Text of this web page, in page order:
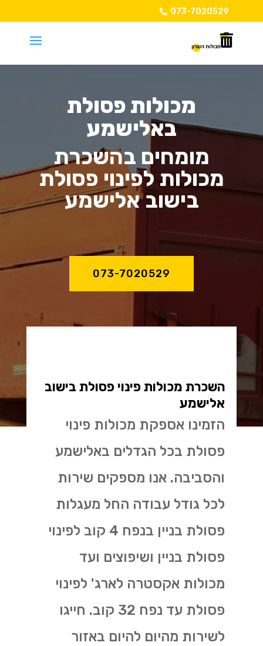
073-7020529
מכולות פסולת
באלישמע
מומחים בהשכרת
מכולות לפינוי פסולת
בישוב אלישמע
073-7020529
השכרת מכולות פינוי פסולת בישוב
אלישמע
הזמינו אספקת מכולות פינוי
פסולת בכל הגדלים באלישמע
והסביבה. אנו מספקים שירות
לכל גודל עבודה החל מעגלות
פסולת בניין בנפח 4 קוב לפינוי
פסולת בניין ושיפוצים ועד
מכולות אקסטרה לארג' לפינוי
פסולת עד נפח 32 קוב. חייגו
לשירות מהיום להיום באזור